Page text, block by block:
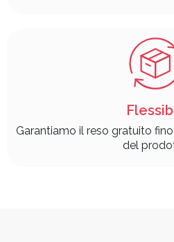
Garantiamo il reso gratuito
del